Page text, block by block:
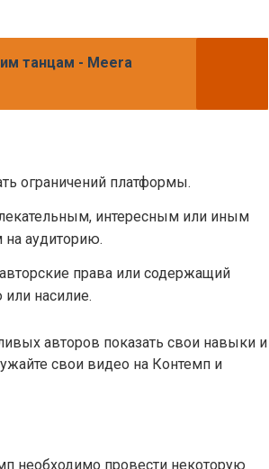
танцам - Meera
ограничений платформы.
интересным или иным
аудиторию.
права или содержащий
насилие.
авторов показать свои навыки и
свои видео на Контемп и
необходимо провести некоторую